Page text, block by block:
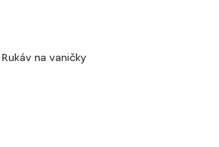
Rukáv na vaničky